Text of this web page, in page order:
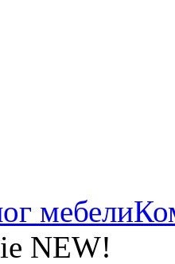
мебели
NEW!